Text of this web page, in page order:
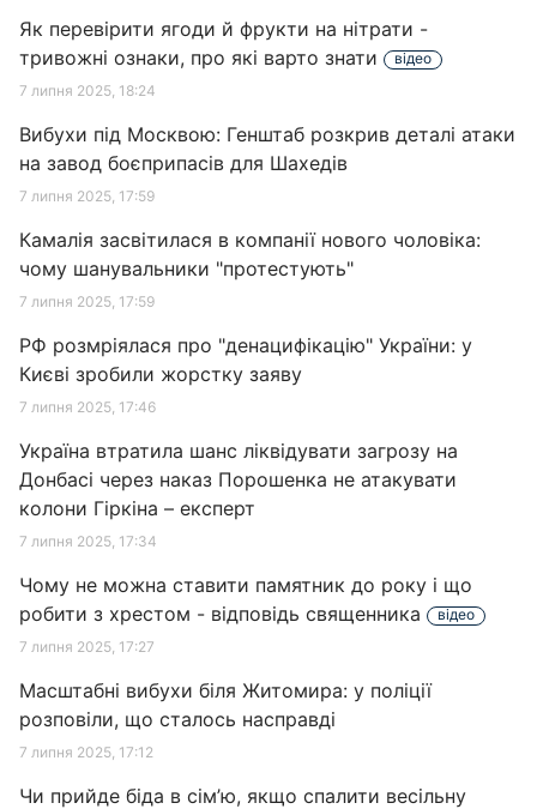
Як перевірити ягоди й фрукти на нітрати -
тривожні ознаки, про які варто знати
відео
7 липня 2025, 18:24
Вибухи під Москвою: Генштаб розкрив деталі атаки
на завод боєприпасів для Шахедів
7 липня 2025, 17:59
Камалія засвітилася в компанії нового чоловіка:
чому шанувальники "протестують"
7 липня 2025, 17:59
РФ розмріялася про "денацифікацію" України: у
Києві зробили жорстку заяву
7 липня 2025, 17:46
Україна втратила шанс ліквідувати загрозу на
Донбасі через наказ Порошенка не атакувати
колони Гіркіна – експерт
7 липня 2025, 17:34
Чому не можна ставити памятник до року і що
робити з хрестом - відповідь священника
відео
7 липня 2025, 17:27
Масштабні вибухи біля Житомира: у поліції
розповіли, що сталось насправді
7 липня 2025, 17:12
Чи прийде біда в сім’ю, якщо спалити весільну